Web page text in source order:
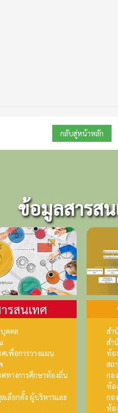
กลับสู่หน้าหลัก
ข้อมูลสารส
รสนเทศ
คคล
เพื่อการวางแผน
ทางการศึกษาท้องถิ่น
เลือกตั้ง ผู้บริหารและ
สำ
สำ
ท้อ
สถ
กอ
ท้อ
กอ
ท้อ